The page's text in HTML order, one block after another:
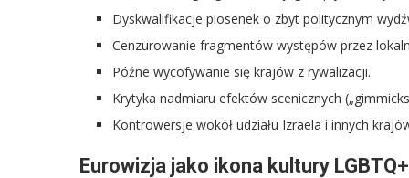
Dyskwalifikacje piosenek o zbyt politycznym
Cenzurowanie fragmentów występów przez
Późne wycofywanie się krajów z rywalizacji.
Krytyka nadmiaru efektów scenicznych
Kontrowersje wokół udziału Izraela i innych
Eurowizja jako ikona kultury LGBTQ+